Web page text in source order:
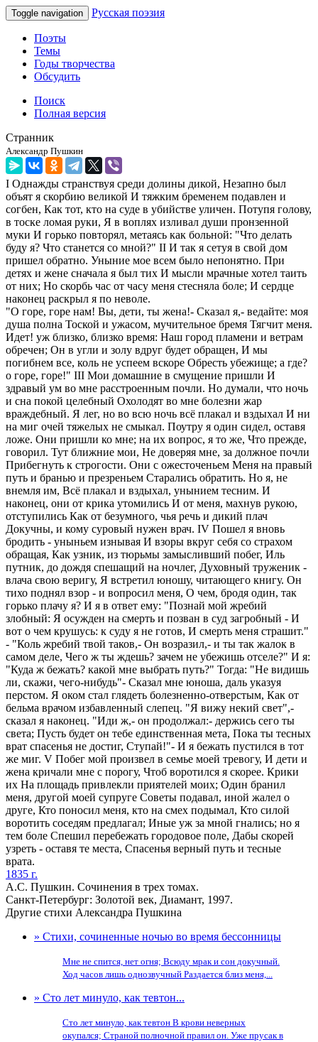
Toggle navigation Русская поэзия
Поэты
Темы
Годы творчества
Обсудить
Поиск
Полная версия
Странник
Александр Пушкин
I Однажды странствуя среди долины дикой, Незапно был
объят я скорбию великой И тяжким бременем подавлен и
согбен, Как тот, кто на суде в убийстве уличен. Потупя голову,
в тоске ломая руки, Я в воплях изливал души пронзенной
муки И горько повторял, метаясь как больной: "Что делать
буду я? Что станется со мной?" II И так я сетуя в свой дом
пришел обратно. Уныние мое всем было непонятно. При
детях и жене сначала я был тих И мысли мрачные хотел таить
от них; Но скорбь час от часу меня стесняла боле; И сердце
наконец раскрыл я по неволе.
"О горе, горе нам! Вы, дети, ты жена!- Сказал я,- ведайте: моя
душа полна Тоской и ужасом, мучительное бремя Тягчит меня.
Идет! уж близко, близко время: Наш город пламени и ветрам
обречен; Он в угли и золу вдруг будет обращен, И мы
погибнем все, коль не успеем вскоре Обресть убежище; а где?
о горе, горе!" III Мои домашние в смущение пришли И
здравый ум во мне расстроенным почли. Но думали, что ночь
и сна покой целебный Охолодят во мне болезни жар
враждебный. Я лег, но во всю ночь всё плакал и вздыхал И ни
на миг очей тяжелых не смыкал. Поутру я один сидел, оставя
ложе. Они пришли ко мне; на их вопрос, я то же, Что прежде,
говорил. Тут ближние мои, Не доверяя мне, за должное почли
Прибегнуть к строгости. Они с ожесточеньем Меня на правый
путь и бранью и презреньем Старались обратить. Но я, не
внемля им, Всё плакал и вздыхал, унынием тесним. И
наконец, они от крика утомились И от меня, махнув рукою,
отступились Как от безумного, чья речь и дикий плач
Докучны, и кому суровый нужен врач. IV Пошел я вновь
бродить - уныньем изнывая И взоры вкруг себя со страхом
обращая, Как узник, из тюрьмы замысливший побег, Иль
путник, до дождя спешащий на ночлег, Духовный труженик -
влача свою веригу, Я встретил юношу, читающего книгу. Он
тихо поднял взор - и вопросил меня, О чем, бродя один, так
горько плачу я? И я в ответ ему: "Познай мой жребий
злобный: Я осужден на смерть и позван в суд загробный - И
вот о чем крушусь: к суду я не готов, И смерть меня страшит."
- "Коль жребий твой таков,- Он возразил,- и ты так жалок в
самом деле, Чего ж ты ждешь? зачем не убежишь отселе?" И я:
"Куда ж бежать? какой мне выбрать путь?" Тогда: "Не видишь
ли, скажи, чего-нибудь"- Сказал мне юноша, даль указуя
перстом. Я оком стал глядеть болезненно-отверстым, Как от
бельма врачом избавленный слепец. "Я вижу некий свет",-
сказал я наконец. "Иди ж,- он продолжал:- держись сего ты
света; Пусть будет он тебе единственная мета, Пока ты тесных
врат спасенья не достиг, Ступай!"- И я бежать пустился в тот
же миг. V Побег мой произвел в семье моей тревогу, И дети и
жена кричали мне с порогу, Чтоб воротился я скорее. Крики
их На площадь привлекли приятелей моих; Один бранил
меня, другой моей супруге Советы подавал, иной жалел о
друге, Кто поносил меня, кто на смех подымал, Кто силой
воротить соседям предлагал; Иные уж за мной гнались; но я
тем боле Спешил перебежать городовое поле, Дабы скорей
узреть - оставя те места, Спасенья верный путь и тесные
врата.
1835 г.
А.С. Пушкин. Сочинения в трех томах.
Санкт-Петербург: Золотой век, Диамант, 1997.
Другие стихи Александра Пушкина
» Стихи, сочиненные ночью во время бессонницы
Мне не спится, нет огня; Всюду мрак и сон докучный.
Ход часов лишь однозвучный Раздается близ меня,...
» Сто лет минуло, как тевтон...
Сто лет минуло, как тевтон В крови неверных
окупался; Страной полночной правил он. Уже прусак в